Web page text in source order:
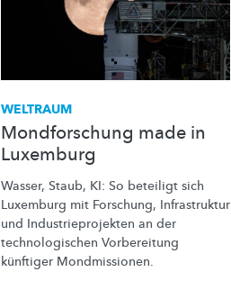
WELTRAUM
Mondforschung made in
Luxemburg
Wasser, Staub, KI: So beteiligt sich
Luxemburg mit Forschung, Infrastruktur
und Industrieprojekten an der
technologischen Vorbereitung
künftiger Mondmissionen.